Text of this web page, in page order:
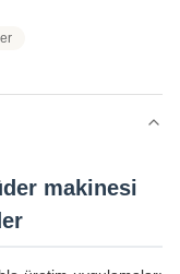
makinesi